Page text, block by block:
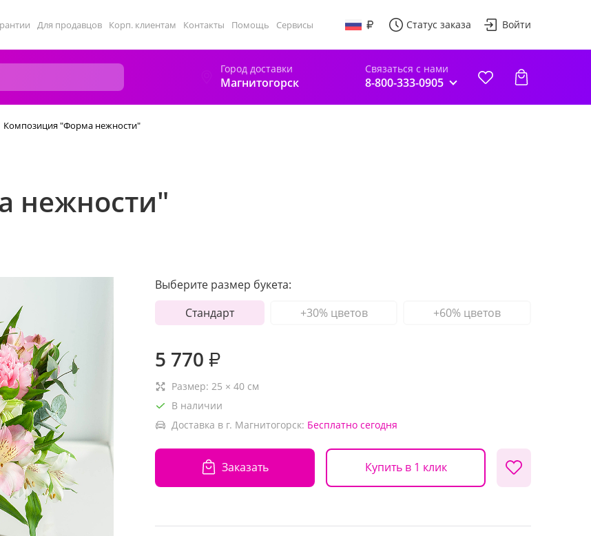
Для продавцов Корп. клиентам Контакты Помощь Сервисы Статус заказа Войти
Город доставки
Магнитогорск
Связаться с нами
8-800-333-0905
Композиция "Форма нежности"
нежности"
Выберите размер букета:
Стандарт
+30% цветов +60% цветов
5 770 ₽
Размер: 25 × 40 см
В наличии
Доставка в г. Магнитогорск: Бесплатно сегодня
Заказать Купить в 1 клик